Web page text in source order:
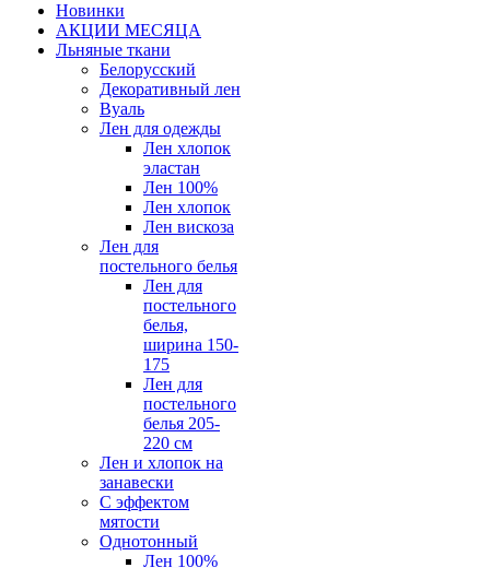
Новинки
АКЦИИ МЕСЯЦА
Льняные ткани
Белорусский
Декоративный лен
Вуаль
Лен для одежды
Лен хлопок
эластан
Лен 100%
Лен хлопок
Лен вискоза
Лен для
постельного белья
Лен для
постельного
белья,
ширина 150-
175
Лен для
постельного
белья 205-
220 см
Лен и хлопок на
занавески
С эффектом
мятости
Однотонный
Лен 100%